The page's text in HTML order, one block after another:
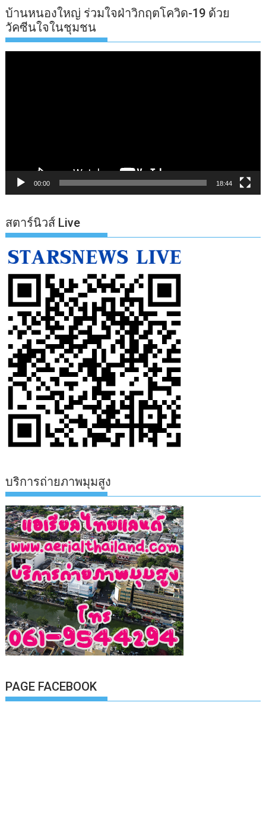
บ้านหนองใหญ่ ร่วมใจฝ่าวิกฤตโควิด-19 ด้วย
วัคซีนใจในชุมชน
00:00 18:44
สตาร์นิวส์ Live
บริการถ่ายภาพมุมสูง
PAGE FACEBOOK